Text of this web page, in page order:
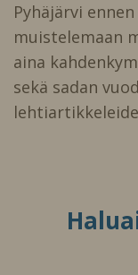
Pyhäjärvi
muistelemaan
aina
sekä sadan